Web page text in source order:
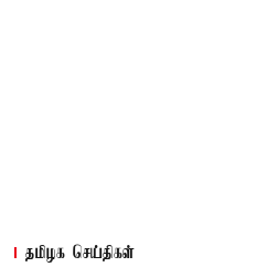
தமிழக செய்திகள்